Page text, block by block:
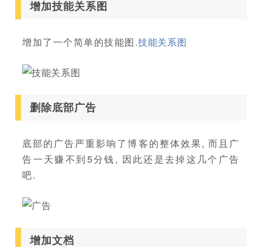
增加技能关系图
增加了一个简单的技能图.技能关系图
删除底部广告
底部的广告严重影响了博客的整体效果, 而且广
告一天赚不到5分钱, 因此还是去掉这几个广告
吧.
增加文档